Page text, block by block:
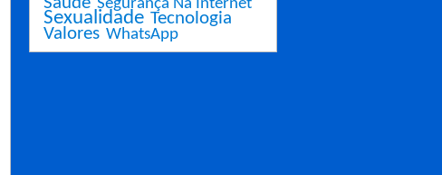
Segurança Na Internet
Sexualidade Tecnologia
Valores WhatsApp